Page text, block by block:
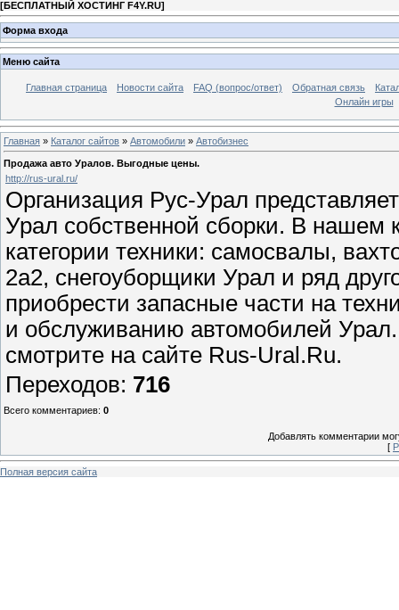
[БЕСПЛАТНЫЙ ХОСТИНГ F4Y.RU]
Форма входа
Меню сайта
Главная страница Новости сайта FAQ (вопрос/ответ) Обратная связь
Онлайн игры
Главная » Каталог сайтов » Автомобили » Автобизнес
Продажа авто Уралов. Выгодные цены.
http://rus-ural.ru/
Организация Рус-Урал
Урал собственной сборки. В нашем
категории техники: самосвалы,
2а2, снегоуборщики Урал и ряд
приобрести запасные части на
и обслуживанию автомобилей
смотрите на сайте Rus-Ural.Ru.
Переходов: 716
Всего комментариев: 0
Добавлять комментарии
[
Полная версия сайта